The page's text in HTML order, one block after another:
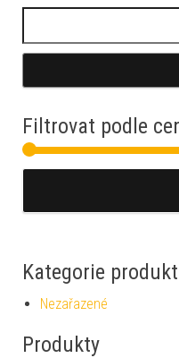
Filtrovat podle
Kategorie
Nezařazené
Produkty